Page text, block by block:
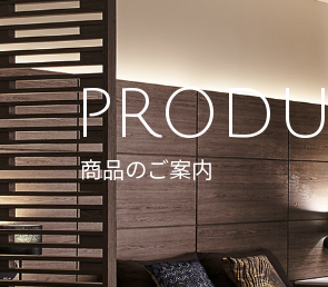
商品のご案内